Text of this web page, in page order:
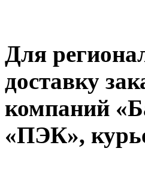
Для
доставку
компаний
«ПЭК»,